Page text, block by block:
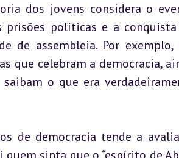
dos jovens considera o
prisões políticas e a
de assembleia. Por exemplo,
que celebram a democracia,
o que era
de democracia tende a